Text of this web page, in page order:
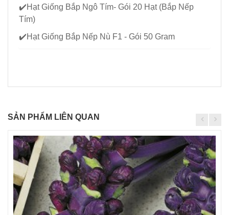
✔️Hạt Giống Bắp Ngô Tím- Gói 20 Hạt (Bắp Nếp
Tím)
✔️Hạt Giống Bắp Nếp Nù F1 - Gói 50 Gram
SẢN PHẨM LIÊN QUAN